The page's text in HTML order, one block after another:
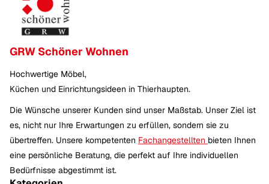
GRW Schöner Wohnen
Hochwertige Möbel,
Küchen und Einrichtungsideen in Thierhaupten.
Die Wünsche unserer Kunden sind unser Maßstab. Unser Ziel ist
es, nicht nur Ihre Erwartungen zu erfüllen, sondern sie zu
übertreffen. Unsere kompetenten Fachangestellten bieten Ihnen
eine persönliche Beratung, die perfekt auf Ihre individuellen
Bedürfnisse abgestimmt ist.